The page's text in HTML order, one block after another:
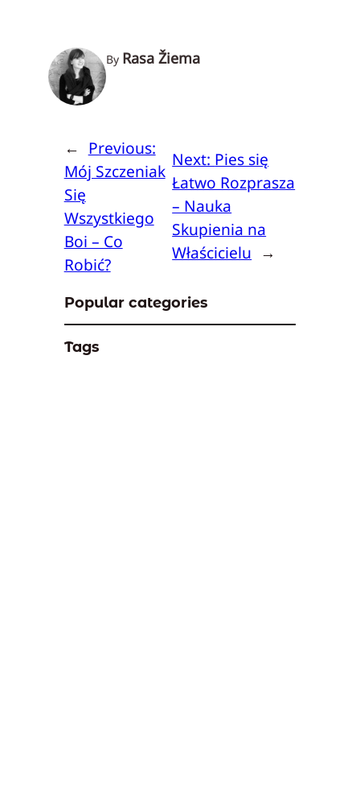
By Rasa Žiema
← Previous:
Mój Szczeniak
Się
Wszystkiego
Boi – Co
Robić?
Next: Pies się
Łatwo Rozprasza
– Nauka
Skupienia na
Właścicielu →
Popular categories
Tags